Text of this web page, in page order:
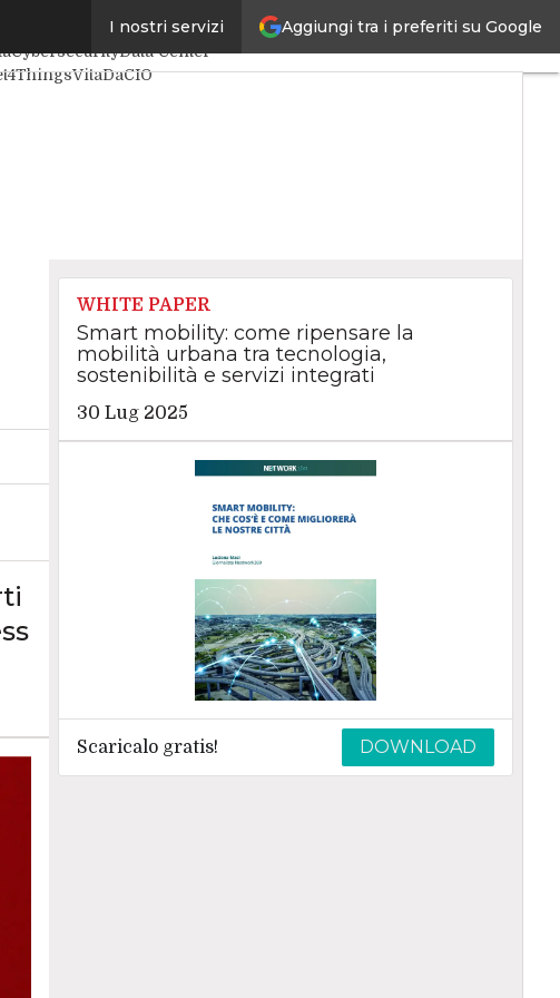
Aggiungi tra i preferiti su Google
I nostri servizi
Intelligenza Artificiale
CybersecurityData Center
VitaDaCIO
WHITE PAPER
Smart mobility: come ripensare la
mobilità urbana tra tecnologia,
sostenibilità e servizi integrati
30 Lug 2025
Scaricalo gratis! DOWNLOAD